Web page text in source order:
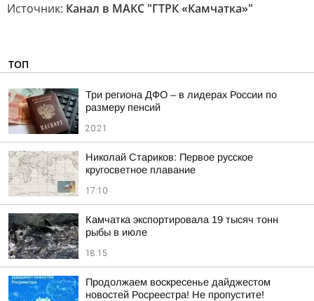
Источник: Канал в МАКС "ГТРК «Камчатка»"
ТОП
Три региона ДФО – в лидерах России по
размеру пенсий
20:21
Николай Стариков: Первое русское
кругосветное плавание
17:10
Камчатка экспортировала 19 тысяч тонн
рыбы в июле
18:15
Продолжаем воскресенье дайджестом
новостей Росреестра! Не пропустите!